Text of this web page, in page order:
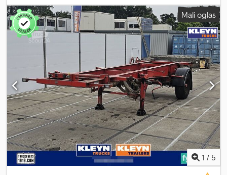
385/65R22,5, barva:drugo, Leto izdelave:1998, Število osi: 1, lastna
teža: 2100 kg, bruto teža: 19000 kg, vrsta podvozja: popolno
podvozje, vrsta vzmetenja: listnato vzmetenje, leto izdelave
nadgradnje: 1998, smer vrtenja: 1x20, vrsta osi: BPW = Dodatne
informacije = Splošne informacije Kabina: dnevna Registrska
številka: KLEYN1 Pogon Vrsta goriva: dizel Menjalnik Menjalnik:
ročni Konfiguracija osi Velikost pnevmatik: 385/65R22,5 Zavore:
bobnaste zavore Vzmetenje: zračno vzmetenje Os 1: globina
profila leve pnevmatike: 3 mm; globina profila desne pnevmatike:
14 mm Teže Lastna teža: 2.100 kg Nosilnost: 16.900 kg MVT: 19.000
kg Funkcionalnost Dsdpfsx Tzmfox Ad Rswa Višina tovornega
prostora: 135 cm Okolje Emisijski razred: Euro 0 Stanje Tehnično
stanje: dobro Optično stanje: dobro Poškodbe: nobene = Podatki
o podjetju = Kleyn Trucks je eno največjih neodvisnih podjetij na
svetu, ki se ukvarja s trgovanjem z rabljenimi vozili. Pri nas lahko
izbirate med nenehno spreminjajočo se ponudbo 1200 rabljenih
Mali oglas
1 / 5